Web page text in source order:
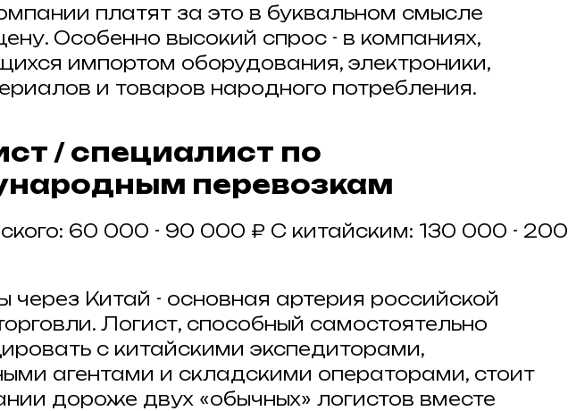
платят за это в буквальном смысле
Особенно высокий спрос - в компаниях,
импортом оборудования, электроники,
и товаров народного потребления.
/ специалист по
перевозкам
60 000 - 90 000 ₽ С китайским: 130 000 - 200
Китай - основная артерия российской
Логист, способный самостоятельно
с китайскими экспедиторами,
агентами и складскими операторами, стоит
дороже двух «обычных» логистов вместе